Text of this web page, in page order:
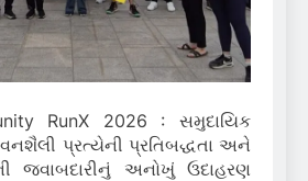
RunX 2026 : સમુદાયિક
પ્રત્યેની પ્રતિબદ્ધતા અને
જવાબદારીનું અનોખું ઉદાહરણ